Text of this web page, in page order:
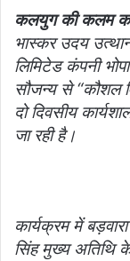
कलयुग की कलम
भास्कर उदय
लिमिटेड कंपनी
सौजन्य से “कौशल
दो दिवसीय
जा रही है।
कार्यक्रम में
सिंह मुख्य अतिथि